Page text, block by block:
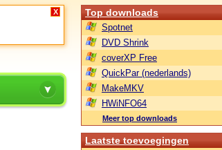
X Top downloads
Spotnet
DVD Shrink
coverXP Free
QuickPar (nederlands)
MakeMKV
HWiNFO64
Meer top downloads
Laatste toevoegingen